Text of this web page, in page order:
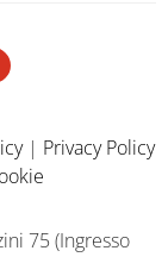
| Privacy Policy
75 (Ingresso